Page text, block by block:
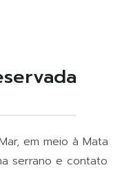
em meio à Mata
serrano e contato